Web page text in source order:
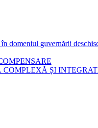
domeniul guvernării
ȘI